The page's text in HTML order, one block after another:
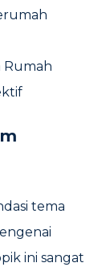
Rumah
tema
ini sangat